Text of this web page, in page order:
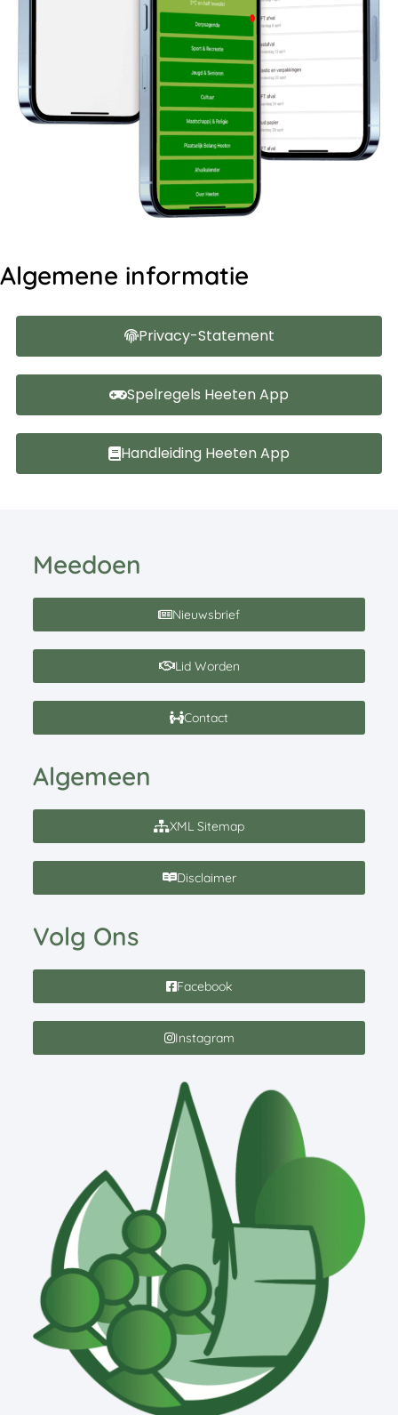
Algemene informatie
Privacy-Statement
Spelregels Heeten App
Handleiding Heeten App
Meedoen
Nieuwsbrief
Lid Worden
Contact
Algemeen
XML Sitemap
Disclaimer
Volg Ons
Facebook
Instagram